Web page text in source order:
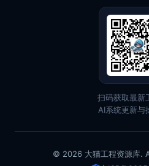
扫码获取最新
AI系统更新与
© 2026 大猫工程资源库.